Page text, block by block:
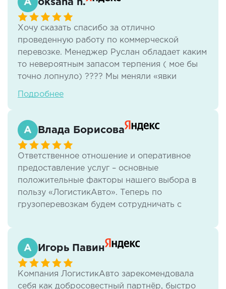
oksana n.
Хочу сказать спасибо за отлично
проведенную работу по коммерческой
перевозке. Менеджер Руслан обладает каким
то невероятным запасом терпения ( мое бы
точно лопнуло) ???? Мы меняли «явки
-пароли» по техническим причинам и тем не
Рекомендую.
Подробнее
Влада Борисова
Ответственное отношение и оперативное
предоставление услуг – основные
положительные факторы нашего выбора в
пользу «ЛогистикАвто». Теперь по
грузоперевозкам будем сотрудничать с
Игорь Павин
Компания ЛогистикАвто зарекомендовала
себя как добросовестный партнёр, быстро